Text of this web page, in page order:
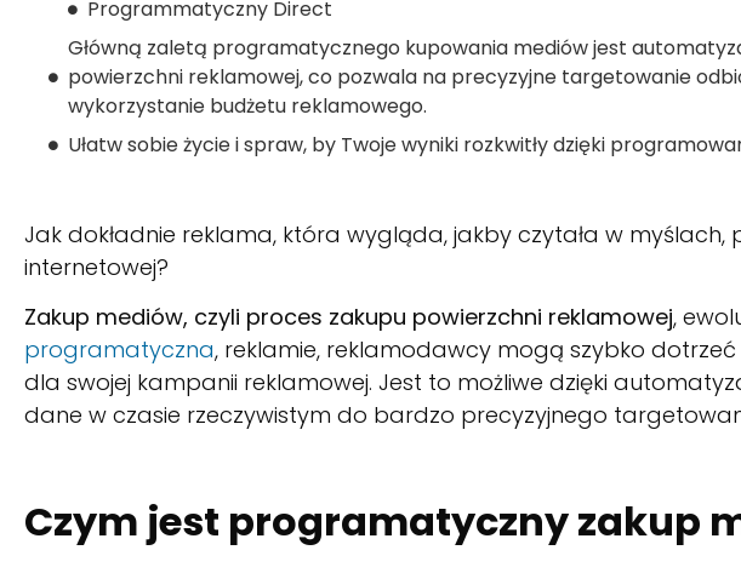
Programmatyczny Direct
Główną zaletą programatycznego kupowania mediów jest
powierzchni reklamowej, co pozwala na precyzyjne targetowanie
wykorzystanie budżetu reklamowego.
Ułatw sobie życie i spraw, by Twoje wyniki rozkwitły dzięki
Jak dokładnie reklama, która wygląda, jakby czytała w myślach,
internetowej?
Zakup mediów, czyli proces zakupu powierzchni reklamowej,
programatyczna, reklamie, reklamodawcy mogą szybko
dla swojej kampanii reklamowej. Jest to możliwe dzięki
dane w czasie rzeczywistym do bardzo precyzyjnego
Czym jest programatyczny zakup